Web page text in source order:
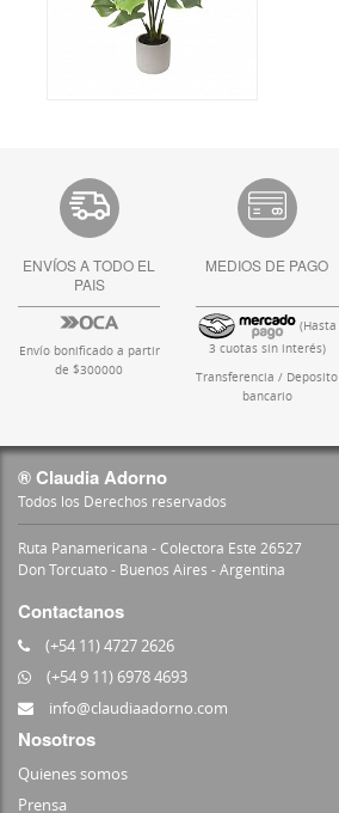
ENVÍOS A TODO EL
PAIS
Envío bonificado a partir
de $300000
MEDIOS DE PAGO
(Hasta
3 cuotas sin interés)
Transferencia / Deposito
bancario
® Claudia Adorno
Todos los Derechos reservados
Ruta Panamericana - Colectora Este 26527
Don Torcuato - Buenos Aires - Argentina
Contactanos
(+54 11) 4727 2626
(+54 9 11) 6978 4693
info@claudiaadorno.com
Nosotros
Quienes somos
Prensa